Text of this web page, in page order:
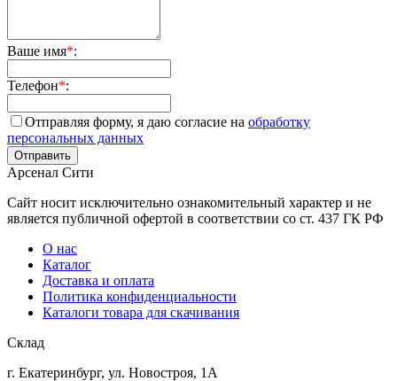
Ваше имя*:
Телефон*:
Отправляя форму, я даю согласие на обработку
персональных данных
Арсенал Сити
Сайт носит исключительно ознакомительный характер и не
является публичной офертой в соответствии со ст. 437 ГК РФ
О нас
Каталог
Доставка и оплата
Политика конфиденциальности
Каталоги товара для скачивания
Склад
г. Екатеринбург, ул. Новостроя, 1А